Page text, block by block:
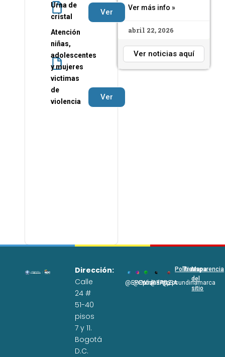
Ver más info »
abril 22, 2026
Ver noticias aquí
Urna de
cristal
Ver
Atención
niñas,
adolescentes
y mujeres
victimas
de
violencia
Ver
Dirección:
Calle
24 #
51-40
pisos
7 y 11.
Bogotá
D.C.
@EPCundi
@Epcundi
WhatsApp
@EPC_SA
@Epcundinamarca
Políticas
Transparencia
Mapa
del
sitio